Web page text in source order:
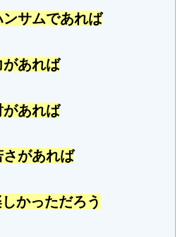
サムであれば
あれば
あれば
があれば
かっただろう